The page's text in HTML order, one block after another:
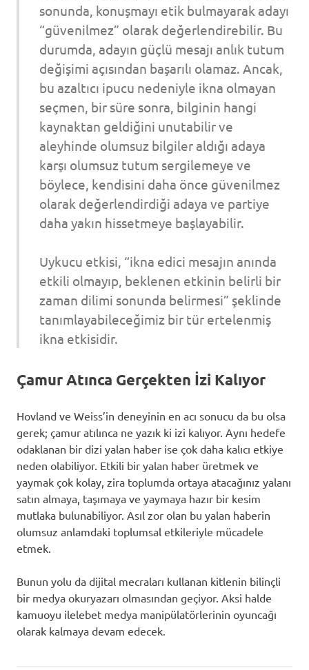
sonunda, konuşmayı etik bulmayarak adayı
“güvenilmez” olarak değerlendirebilir. Bu
durumda, adayın güçlü mesajı anlık tutum
değişimi açısından başarılı olamaz. Ancak,
bu azaltıcı ipucu nedeniyle ikna olmayan
seçmen, bir süre sonra, bilginin hangi
kaynaktan geldiğini unutabilir ve
aleyhinde olumsuz bilgiler aldığı adaya
karşı olumsuz tutum sergilemeye ve
böylece, kendisini daha önce güvenilmez
olarak değerlendirdiği adaya ve partiye
daha yakın hissetmeye başlayabilir.
Uykucu etkisi, “ikna edici mesajın anında
etkili olmayıp, beklenen etkinin belirli bir
zaman dilimi sonunda belirmesi” şeklinde
tanımlayabileceğimiz bir tür ertelenmiş
ikna etkisidir.
Çamur Atınca Gerçekten İzi Kalıyor
Hovland ve Weiss’in deneyinin en acı sonucu da bu olsa
gerek; çamur atılınca ne yazık ki izi kalıyor. Aynı hedefe
odaklanan bir dizi yalan haber ise çok daha kalıcı etkiye
neden olabiliyor. Etkili bir yalan haber üretmek ve
yaymak çok kolay, zira toplumda ortaya atacağınız yalanı
satın almaya, taşımaya ve yaymaya hazır bir kesim
mutlaka bulunabiliyor. Asıl zor olan bu yalan haberin
olumsuz anlamdaki toplumsal etkileriyle mücadele
etmek.
Bunun yolu da dijital mecraları kullanan kitlenin bilinçli
bir medya okuryazarı olmasından geçiyor. Aksi halde
kamuoyu ilelebet medya manipülatörlerinin oyuncağı
olarak kalmaya devam edecek.